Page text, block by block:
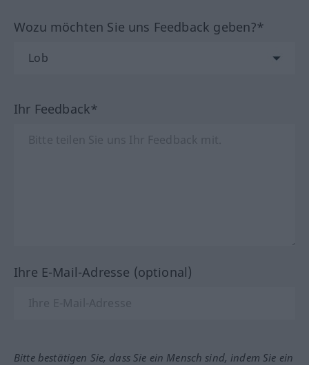
Wozu möchten Sie uns Feedback geben?*
Ihr Feedback*
Ihre E-Mail-Adresse (optional)
Bitte bestätigen Sie, dass Sie ein Mensch sind, indem Sie ein